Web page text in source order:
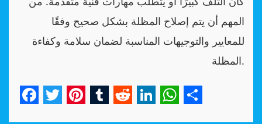
المهم أن يتم إصلاح المظلة بشكل صحيح وفقًا
للمعايير والتوجيهات المناسبة لضمان سلامة وكفاءة
المظلة.